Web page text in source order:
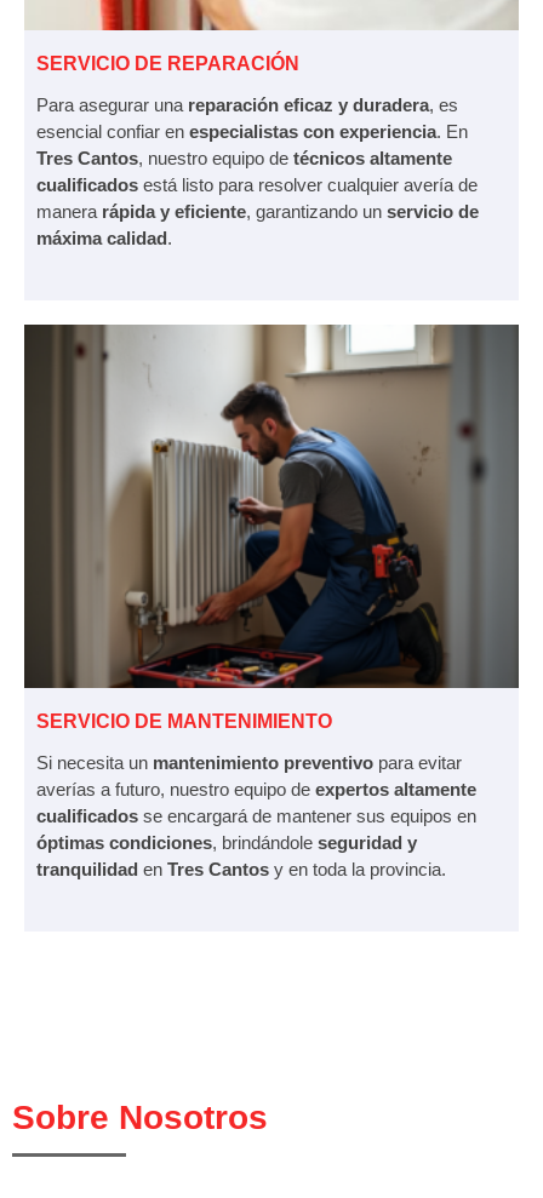
SERVICIO DE REPARACIÓN
Para asegurar una reparación eficaz y duradera, es
esencial confiar en especialistas con experiencia. En
Tres Cantos, nuestro equipo de técnicos altamente
cualificados está listo para resolver cualquier avería de
manera rápida y eficiente, garantizando un servicio de
máxima calidad.
SERVICIO DE MANTENIMIENTO
Si necesita un mantenimiento preventivo para evitar
averías a futuro, nuestro equipo de expertos altamente
cualificados se encargará de mantener sus equipos en
óptimas condiciones, brindándole seguridad y
tranquilidad en Tres Cantos y en toda la provincia.
Sobre Nosotros